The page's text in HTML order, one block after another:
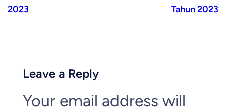
2023
Tahun 2023
Leave a Reply
Your email address will